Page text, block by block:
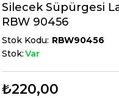
Silecek Süpürgesi
RBW 90456
Stok Kodu RBW90456
Stok:Var
₺220,00